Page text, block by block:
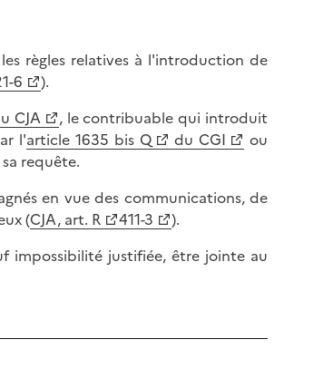
règles relatives à l'introduction de
6
).
CJA
, le contribuable qui introduit
l'article 1635 bis Q du CGI
ou
requête.
en vue des communications, de
(CJA, art. R 411-3
).
impossibilité justifiée, être jointe au